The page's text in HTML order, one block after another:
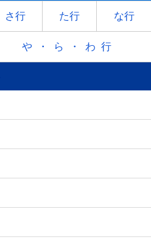
ユ - ヨ
レ
さ行 た行 な行
や・ら・わ行